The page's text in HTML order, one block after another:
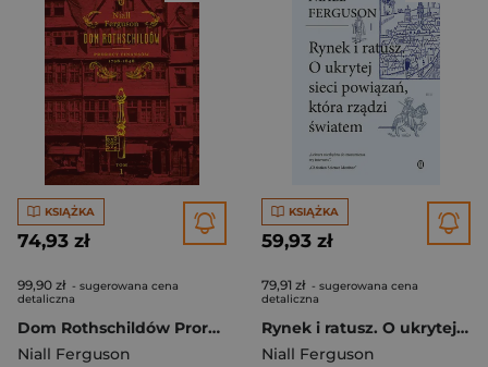
KSIĄŻKA
74,93 zł
99,90 zł - sugerowana cena
detaliczna
Dom Rothschildów Prorocy finansów 1798-1848
Niall Ferguson
KSIĄŻKA
59,93 zł
79,91 zł - sugerowana cena
detaliczna
Rynek i ratusz. O ukrytej sieci powiązań, która rządzi światem
Niall Ferguson